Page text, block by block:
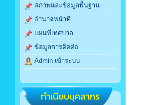
สภาพและข้อมูลพื้นฐาน
อำนาจหน้าที่
แผนที่เทศบาล
ข้อมูลการติดต่อ
Admin เข้าระบบ
ทำเนียบบุคลากร